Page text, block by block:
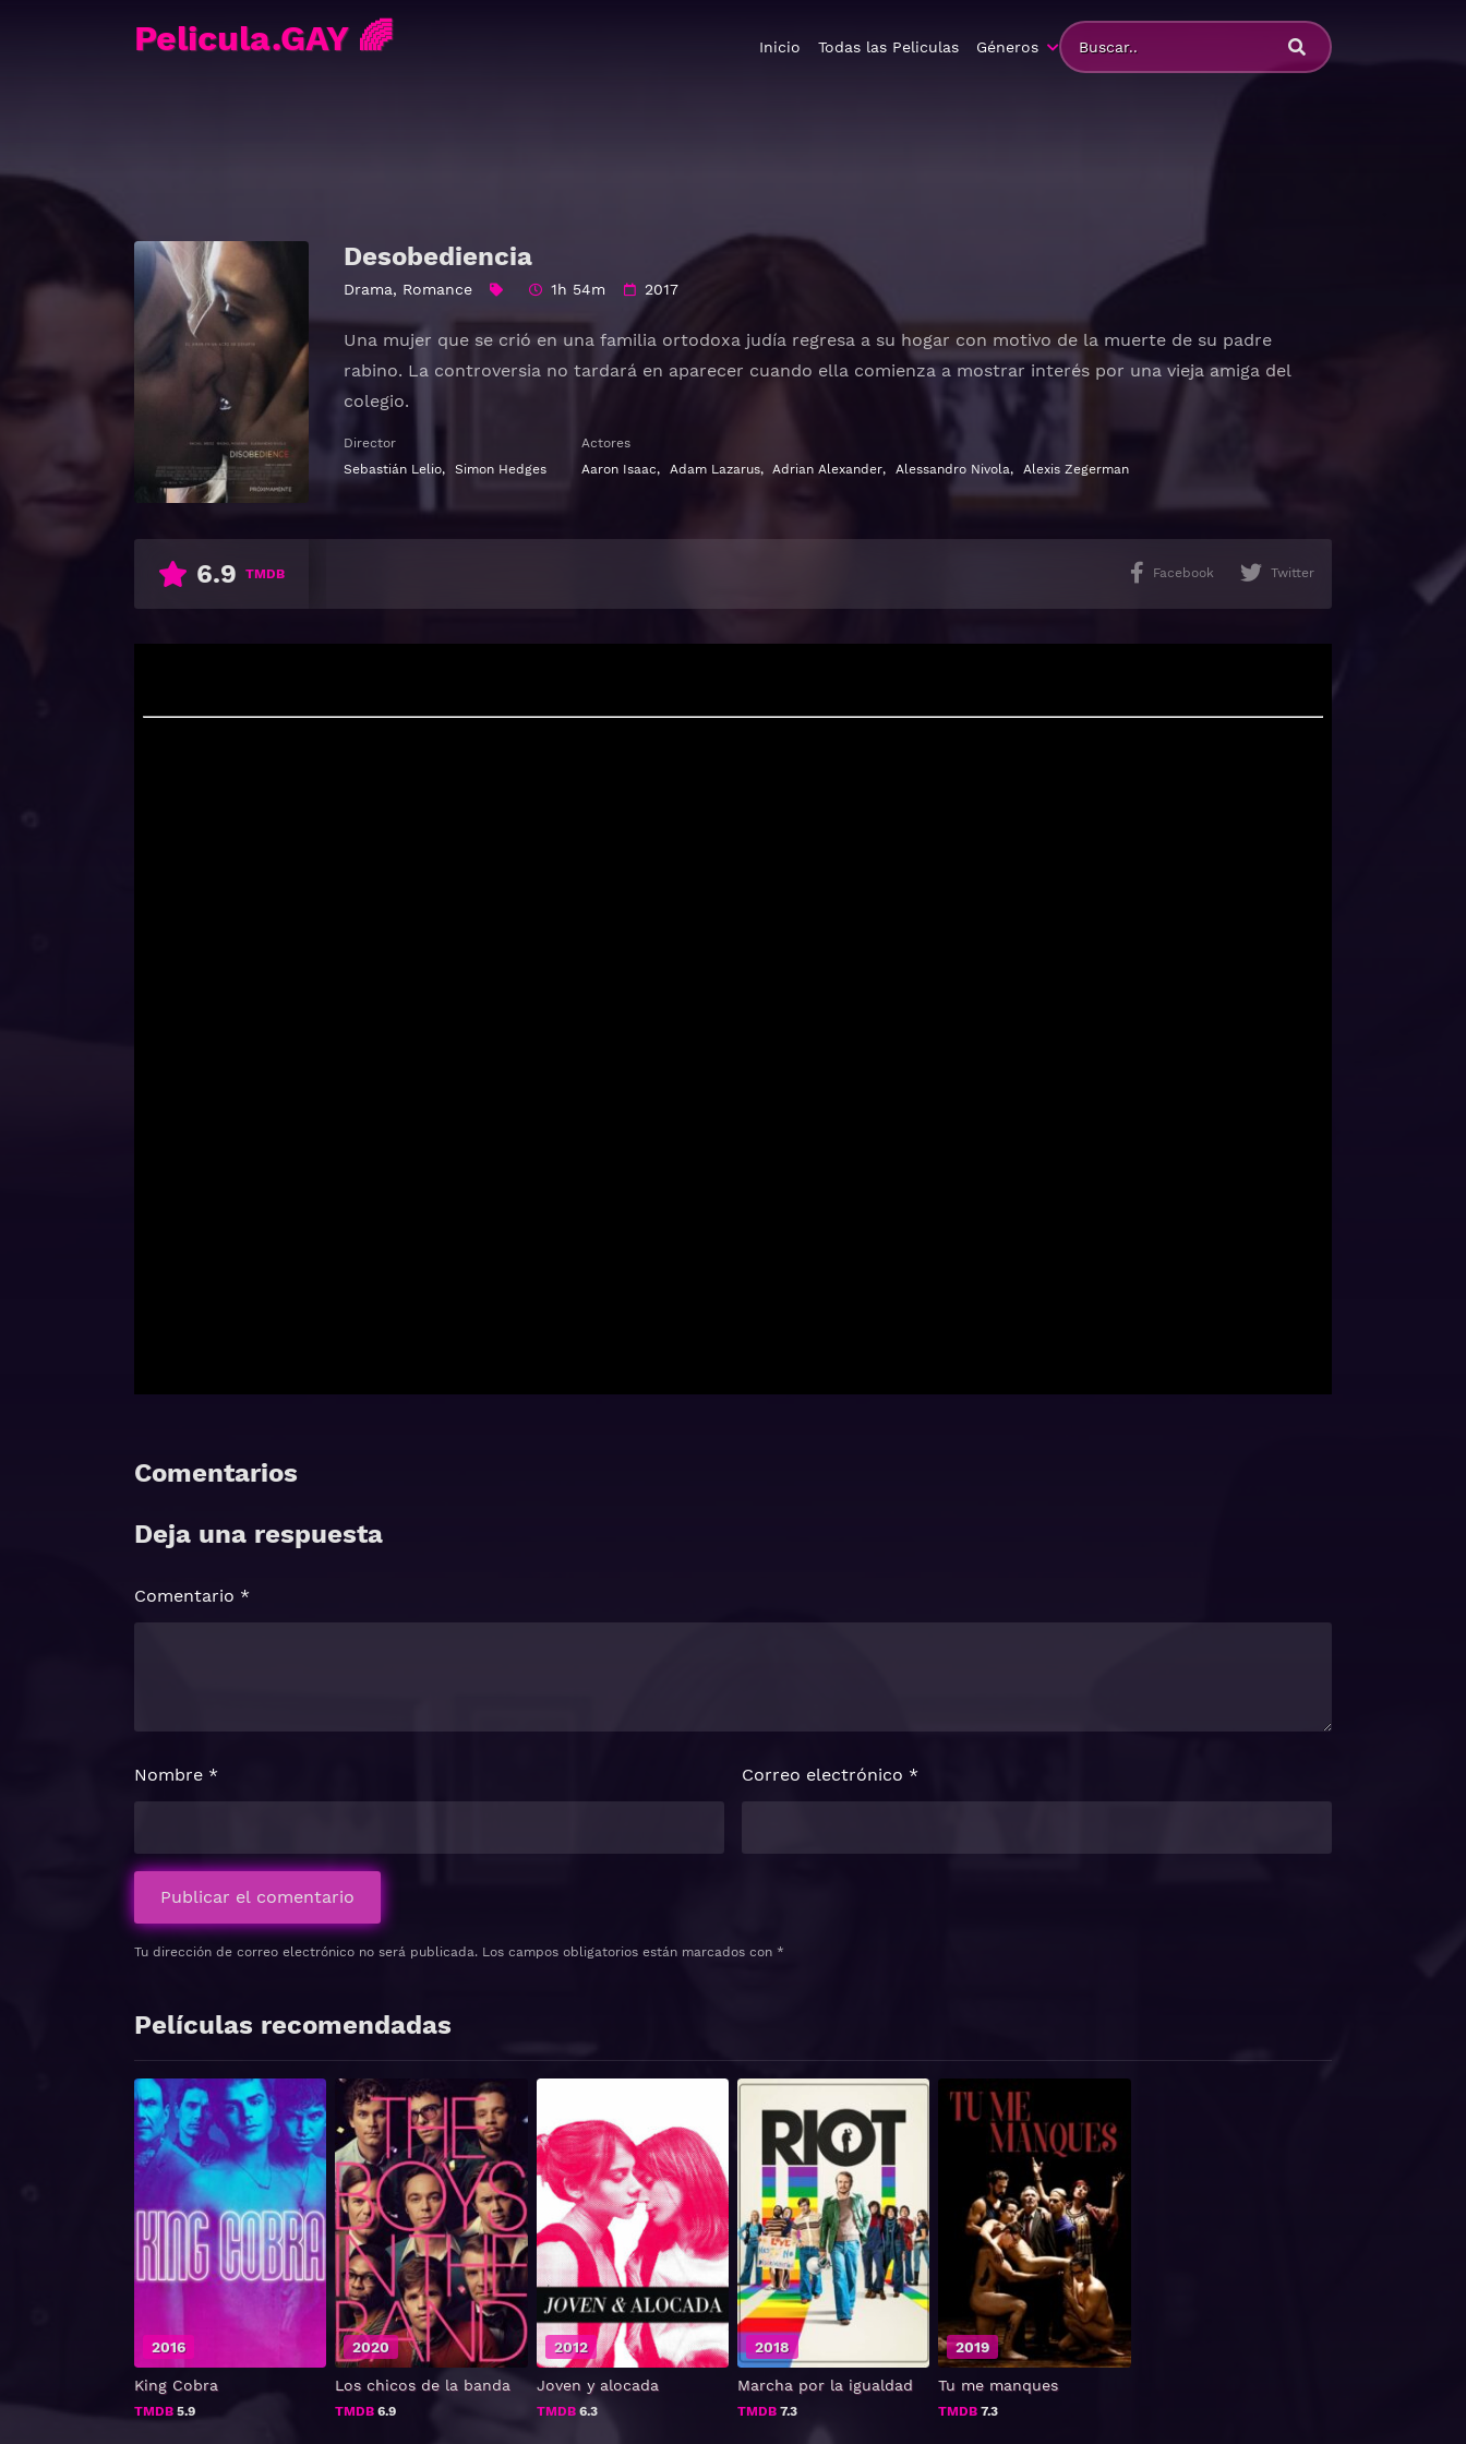
Pelicula.GAY 🌈 Inicio Todas las Peliculas Géneros
Desobediencia
Drama, Romance 1h 54m 2017
Una mujer que se crió en una familia ortodoxa judía regresa a su hogar con motivo de la muerte de su padre
rabino. La controversia no tardará en aparecer cuando ella comienza a mostrar interés por una vieja amiga del
colegio.
Director
Sebastián Lelio, Simon Hedges
Actores
Aaron Isaac, Adam Lazarus, Adrian Alexander, Alessandro Nivola, Alexis Zegerman
6.9 TMDB Facebook Twitter
Comentarios
Deja una respuesta
Tu dirección de correo electrónico no será publicada. Los campos obligatorios están marcados con *
Comentario *
Nombre * Correo electrónico *
Películas recomendadas
King Cobra
TMDB 5.9
2016
Los chicos de la banda
TMDB 6.9
2020
Joven y alocada
TMDB6.3
2012
Marcha por la igualdad
TMDB7.3
2018
Tu me manques
TMDB 7.3
2019